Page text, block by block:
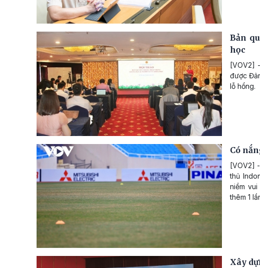
Bản
học
[VOV2]
được
lỗ hổng.
Có
[VOV2]
thủ
niềm
thêm 1
Xây